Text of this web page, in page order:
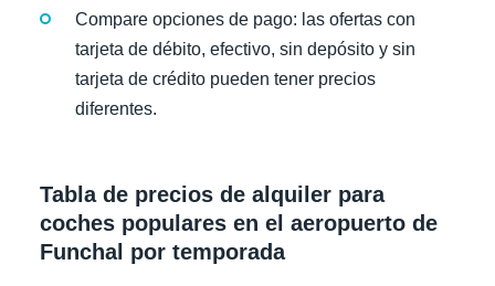
Compare opciones de pago: las ofertas con
tarjeta de débito, efectivo, sin depósito y sin
tarjeta de crédito pueden tener precios
diferentes.
Tabla de precios de alquiler para
coches populares en el aeropuerto de
Funchal por temporada